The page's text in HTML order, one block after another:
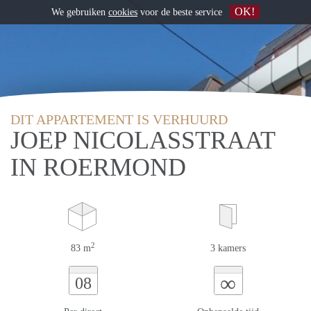
DIT APPARTEMENT IS VERHUURD
JOEP NICOLASSTRAAT
IN ROERMOND
83 m2 3 kamers
08 ∞
We gebruiken cookies voor de beste service OK!